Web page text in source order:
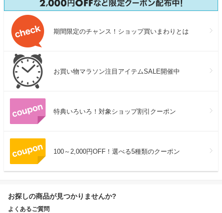
期間限定のチャンス！ショップ買いまわりとは
お買い物マラソン注目アイテムSALE開催中
特典いろいろ！対象ショップ割引クーポン
100～2,000円OFF！選べる5種類のクーポン
お探しの商品が見つかりませんか?
よくあるご質問